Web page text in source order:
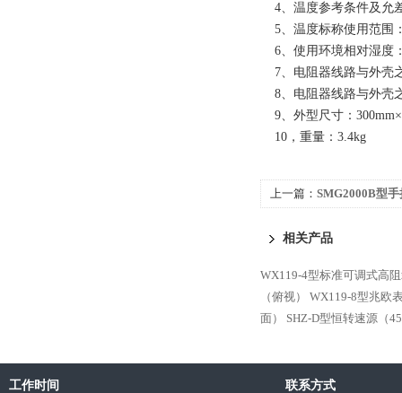
4、温度参考条件及允
5、温度标称使用范围
6、使用环境相对湿度
7、电阻器线路与外壳
8、电阻器线路与外壳
9、外型尺寸：
10，重量：3.4kg
上一篇： SMG2000B型
相关产品
WX119-4型标准可调式高
（俯视）
WX119-8型兆欧
面）
SHZ-D型恒转速源（
工作时间 联系方式